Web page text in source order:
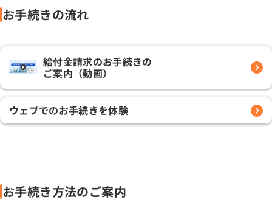
お手続きの流れ
給付金請求のお手続きの
ご案内（動画）
ウェブでのお手続きを体験
お手続き方法のご案内